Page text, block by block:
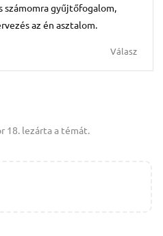
számomra gyűjtőfogalom,
az én asztalom.
Válasz
18. lezárta a témát.